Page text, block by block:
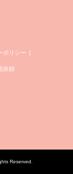
ポリシー
依頼
Reserved.